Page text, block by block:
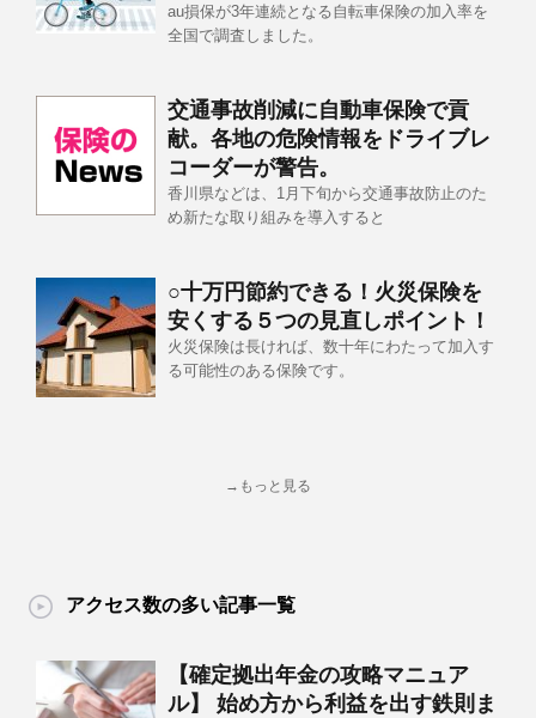
au損保が3年連続となる自転車保険の加入率を
全国で調査しました。
交通事故削減に自動車保険で貢
献。各地の危険情報をドライブレ
コーダーが警告。
香川県などは、1月下旬から交通事故防止のた
め新たな取り組みを導入すると
○十万円節約できる！火災保険を
安くする５つの見直しポイント！
火災保険は長ければ、数十年にわたって加入す
る可能性のある保険です。
→もっと見る
アクセス数の多い記事一覧
【確定拠出年金の攻略マニュア
ル】 始め方から利益を出す鉄則ま